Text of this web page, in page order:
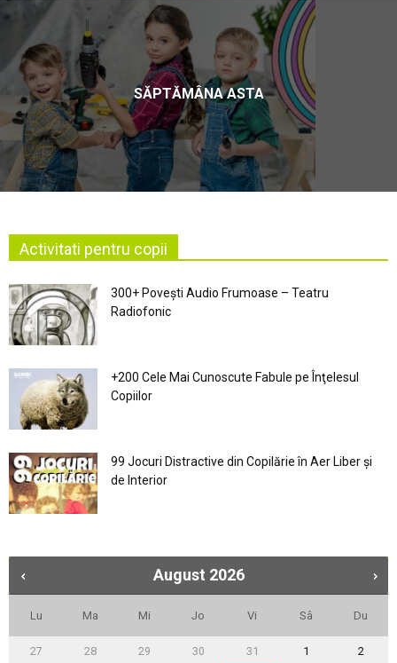
SĂPTĂMÂNA ASTA
Activitati pentru copii
300+ Povești Audio Frumoase – Teatru
Radiofonic
+200 Cele Mai Cunoscute Fabule pe Înţelesul
Copiilor
99 Jocuri Distractive din Copilărie în Aer Liber şi
de Interior
August 2026
Lu Ma Mi Jo Vi Sâ Du
27 28 29 30 31 1 2